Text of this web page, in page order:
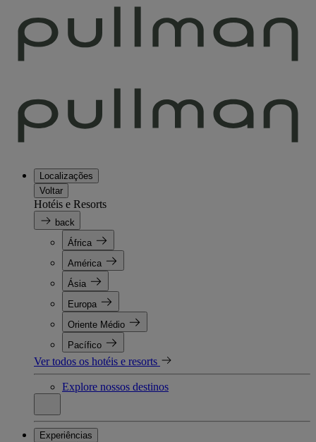
Localizações
Voltar
Hotéis e Resorts
back
África
América
Ásia
Europa
Oriente Médio
Pacífico
Ver todos os hotéis e resorts
Explore nossos destinos
Experiências